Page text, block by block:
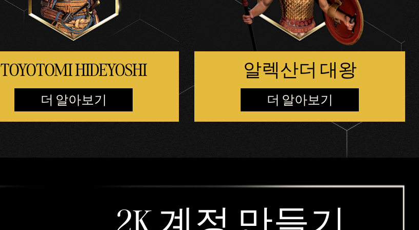
TOYOTOMI HIDEYOSHI
더 알아보기
알렉산더 대왕
더 알아보기